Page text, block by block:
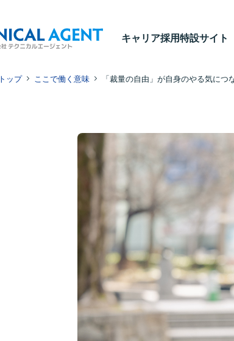
キャリア採用特設サイト
キャリア採用特設サイト
私たちの文化 -座談会-
Environment
IT企画
コーポ
テクニ
トップ ここで働く意味 「裁量の自由」が自身のやる気につ